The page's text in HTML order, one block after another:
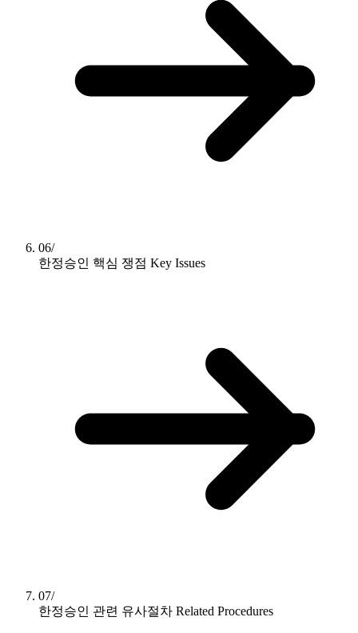
06/
한정승인 핵심 쟁점 Key Issues
07/
한정승인 관련 유사절차 Related Procedures